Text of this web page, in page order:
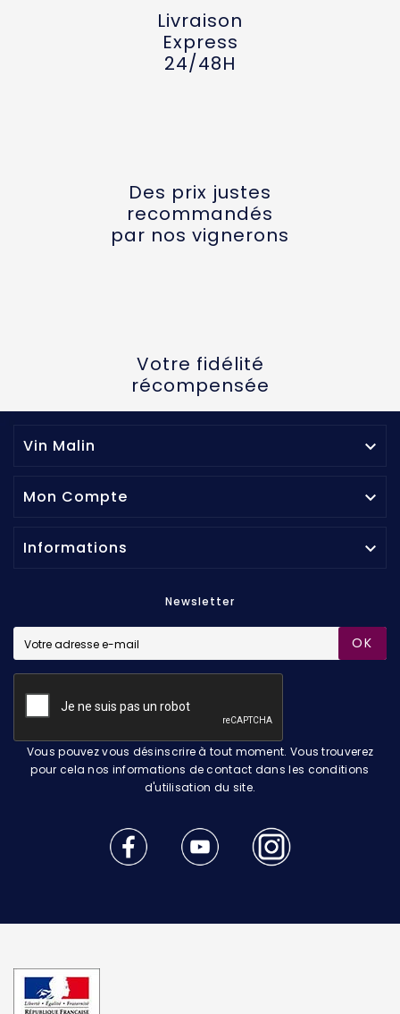
Livraison
Express
24/48H
Des prix justes
recommandés
par nos vignerons
Votre fidélité
récompensée
Vin Malin 
Mon Compte 
Informations 
Newsletter
OK
Vous pouvez vous désinscrire à tout moment. Vous trouverez
pour cela nos informations de contact dans les conditions
d'utilisation du site.